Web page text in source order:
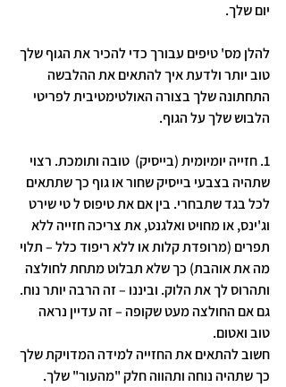
יום שלך.
להלן מס' טיפים עבורך כדי להכיר את הגוף שלך
טוב יותר ולדעת איך להתאים את ההלבשה
התחתונה שלך בצורה האולטימטיבית לפריטי
הלבוש שלך על הגוף.
1. חזייה יומיומית (בייסיק)  טובה ותומכת. רצוי
שתהיה בצבעי בייסיק שחור או גוף כך שתתאים
לכל בגד שתבחרי. בין אם את טיפוס ל טי שירט
וג'ינס, או מחויט ואלגנט, את צריכה חזייה ללא
תפרים (מרופדת קלות או ללא ריפוד כלל – תלוי
מה את אוהבת) כך שלא תבלוט מתחת לחולצה
ותהרוס לך את הלוק. וביננו – זה הרבה יותר נוח.
גם אם החולצה מעט שקופה – זה עדיין נראה
טוב ואטום.
חשוב להתאים את החזייה למידה המדויקת שלך
כך שתהיה נוחה ותהווה חלק "מהעור" שלך.